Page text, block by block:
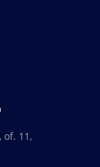
of. 11,